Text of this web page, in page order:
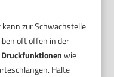
zur Schwachstelle
oft offen in der
wie
Halte